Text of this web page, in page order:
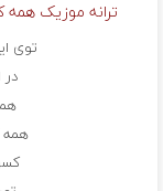
ترانه موزیک همه
توی
همه